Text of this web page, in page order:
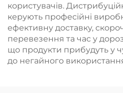
користувачів.
керують професійні
ефективну доставку,
перевезення та час у
що продукти прибудуть у
до негайного